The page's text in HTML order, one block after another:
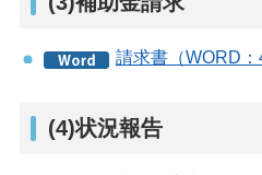
請求書（WORD：
(4)状況報告